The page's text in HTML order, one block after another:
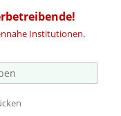
Institutionen.